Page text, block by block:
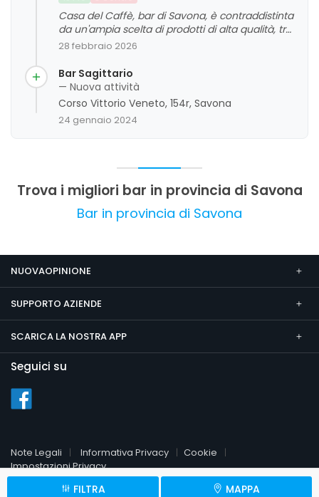
Casa del Caffè, bar di Savona, è contraddistinta
da un'ampia scelta di prodotti di alta qualità, tra
cui caffè, dolci e specialità dolciarie provenienti
competenza del personale, nonché per
l'attenzione alla qualità dei prodotti e del
servizio. La clientela riconosce anche l'atmosfera
accogliente e l'ambiente curato, sebbene alcuni
commenti evidenzino spazi ridotti e momenti di
panorama locale, con un giudizio complessivo
28 febbraio 2026
Bar Sagittario
— Nuova attività
Corso Vittorio Veneto, 154r, Savona
24 gennaio 2024
Trova i migliori bar in provincia di Savona
Bar in provincia di Savona
FILTRA MAPPA
NUOVAOPINIONE
SUPPORTO AZIENDE
SCARICA LA NOSTRA APP
Seguici su
Note Legali Informativa Privacy
Cookie
Impostazioni Privacy
© 2026 NuovaOpinione.it
P.Iva 09451510961